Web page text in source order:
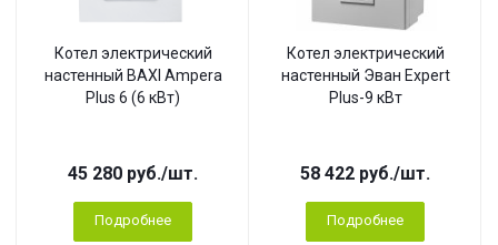
Котел электрический
настенный BAXI Ampera
Plus 6 (6 кВт)
45 280 руб./шт.
Подробнее
Котел электрический
настенный Эван Expert
Plus-9 кВт
58 422 руб./шт.
Подробнее